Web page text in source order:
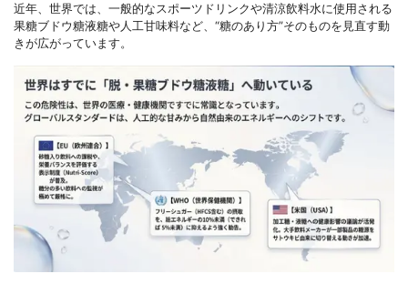
近年、世界では、一般的なスポーツドリンクや清涼飲料水に使用される
果糖ブドウ糖液糖や人工甘味料など、“糖のあり方”そのものを見直す動
きが広がっています。